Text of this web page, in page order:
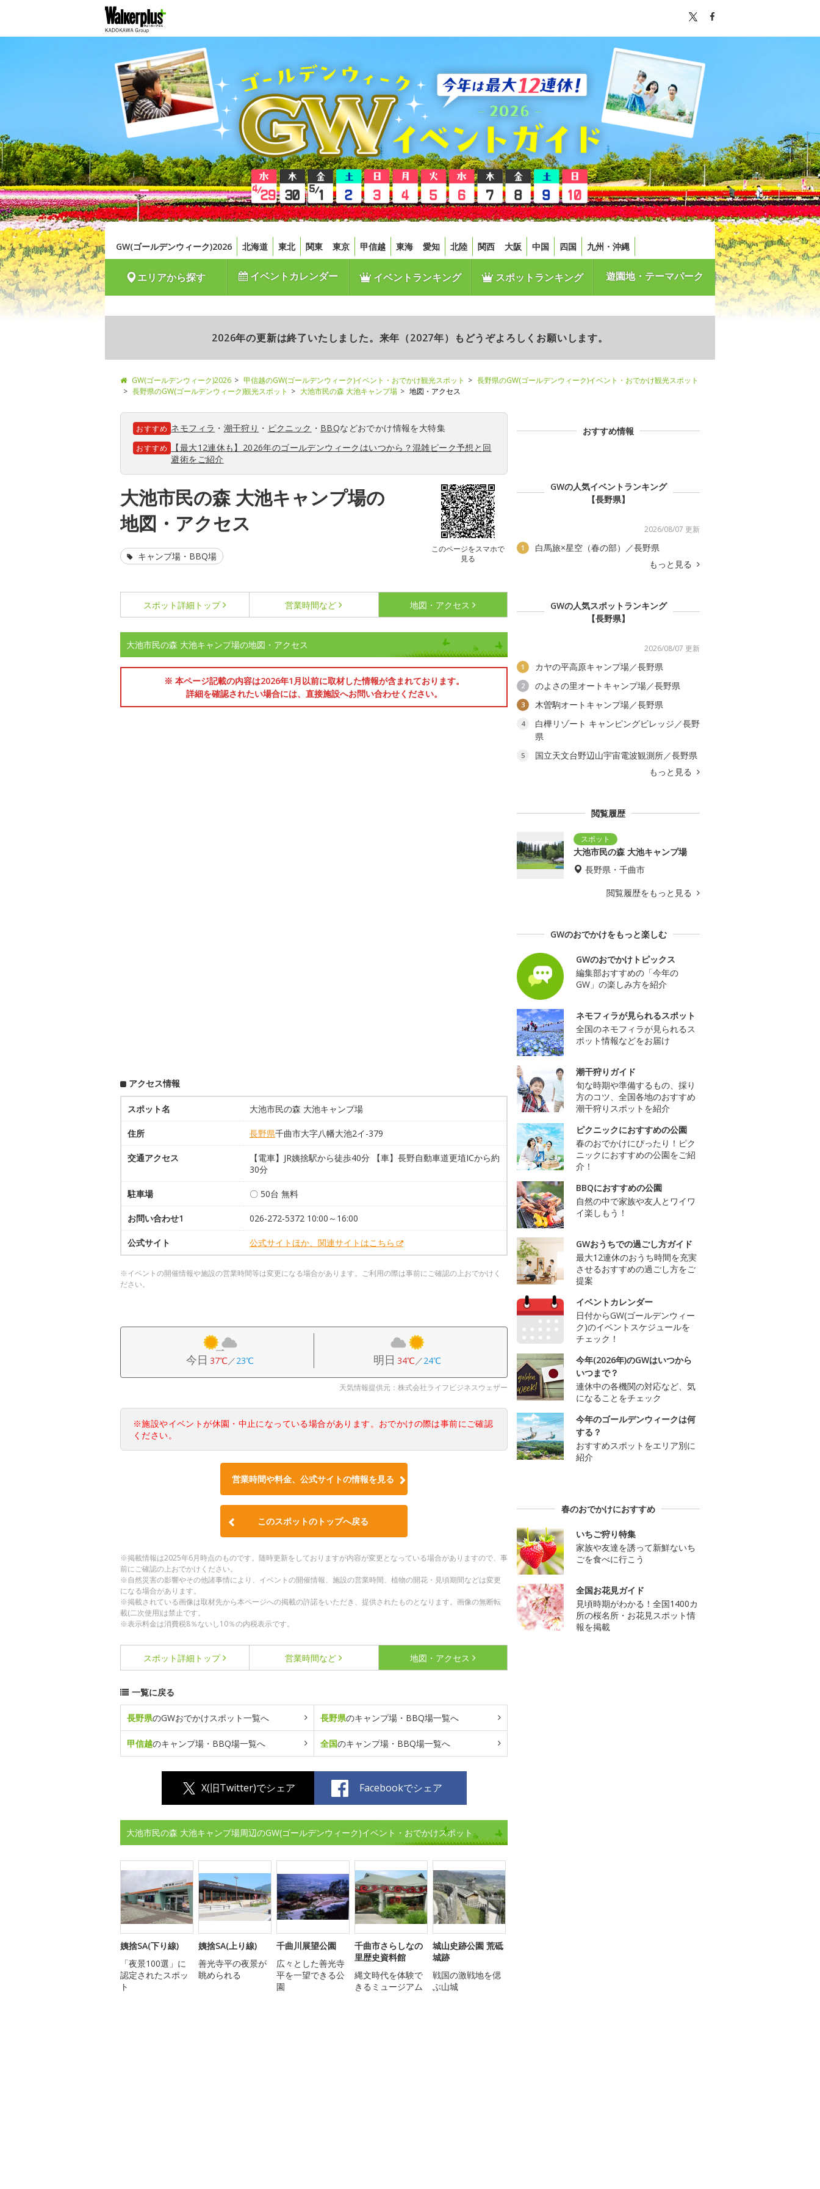
GW(ゴールデンウィーク)2026 北海道 東北 関東 東京 甲信越 東海 愛知 北陸 関西 大阪 中国 四国 九州・沖縄
エリアから探す イベントカレンダー イベントランキング スポットランキング 遊園地・テーマパーク
2026年の更新は終了いたしました。来年（2027年）もどうぞよろしくお願いします。
GW(ゴールデンウィーク)2026 甲信越のGW(ゴールデンウィーク)イベント・おでかけ観光スポット
長野県のGW(ゴールデンウィーク)イベント・おでかけ観光スポット
長野県のGW(ゴールデンウィーク)観光スポット
大池市民の森 大池キャンプ場 地図・アクセス
おすすめ ネモフィラ ・ 潮干狩り ・ ピクニック ・ BBQなどおでかけ情報を大特集
おすすめ
【最大12連休も】2026年のゴールデンウィークはいつから？混雑ピーク予想と回
避術をご紹介
大池市民の森 大池キャンプ場の
地図・アクセス
このページをスマホで
見る
キャンプ場・BBQ場
スポット詳細 トップ 営業時間など 地図・アクセス
大池市民の森 大池キャンプ場の地図・アクセス
※ 本ページ記載の内容は2026年1月以前に取材した情報が含まれております。
詳細を確認されたい場合には、直接施設へお問い合わせください。
アクセス情報
スポット名 大池市民の森 大池キャンプ場
住所 長野県千曲市大字八幡大池2イ-379
交通アクセス
【電車】JR姨捨駅から徒歩40分 【車】長野自動車道更埴ICから約
30分
駐車場 〇 50台 無料
お問い合わせ1 026-272-5372 10:00～16:00
公式サイト 公式サイトほか、関連サイトはこちら
※イベントの開催情報や施設の営業時間等は変更になる場合があります。ご利用の際は事前にご確認の上おでかけく
ださい。
今日 37℃／23℃ 明日 34℃／24℃
天気情報提供元：株式会社ライフビジネスウェザー
※施設やイベントが休園・中止になっている場合があります。おでかけの際は事前にご確認
ください。
営業時間や料金、公式サイトの情報を見る
このスポットのトップへ戻る
※掲載情報は2025年6月時点のものです。随時更新をしておりますが内容が変更となっている場合がありますので、事
前にご確認の上おでかけください。
※自然災害の影響やその他諸事情により、イベントの開催情報、施設の営業時間、植物の開花・見頃期間などは変更
になる場合があります。
※掲載されている画像は取材先から本ページへの掲載の許諾をいただき、提供されたものとなります。画像の無断転
載(二次使用)は禁止です。
※表示料金は消費税8％ないし10％の内税表示です。
スポット詳細 トップ 営業時間など 地図・アクセス
一覧に戻る
長野県のGWおでかけスポット一覧へ 長野県のキャンプ場・BBQ場一覧へ
甲信越のキャンプ場・BBQ場一覧へ 全国のキャンプ場・BBQ場一覧へ
X(旧Twitter)でシェア Facebookでシェア
大池市民の森 大池キャンプ場周辺のGW(ゴールデンウィーク)イベント・おでかけスポット
姨捨SA(下り線)
「夜景100選」に
認定されたスポッ
ト
姨捨SA(上り線)
善光寺平の夜景が
眺められる
千曲川展望公園
広々とした善光寺
平を一望できる公
園
千曲市さらしなの
里歴史資料館
縄文時代を体験で
きるミュージアム
城山史跡公園 荒砥
城跡
戦国の激戦地を偲
ぶ山城
おすすめ情報
GWの人気イベントランキング
【長野県】
2026/08/07 更新
1
白馬旅×星空（春の部）／長野県
もっと見る
GWの人気スポットランキング
【長野県】
2026/08/07 更新
1 カヤの平高原キャンプ場／長野県
2 のよさの里オートキャンプ場／長野県
3 木曽駒オートキャンプ場／長野県
4
白樺リゾート キャンピングビレッジ／長野
県
5
国立天文台野辺山宇宙電波観測所／長野県
もっと見る
閲覧履歴
大池市民の森 大池キャンプ場
長野県・千曲市
閲覧履歴をもっと見る
GWのおでかけをもっと楽しむ
GWのおでかけトピックス
編集部おすすめの「今年の
GW」の楽しみ方を紹介
ネモフィラが見られるスポット
全国のネモフィラが見られるス
ポット情報などをお届け
潮干狩りガイド
旬な時期や準備するもの、採り
方のコツ、全国各地のおすすめ
潮干狩りスポットを紹介
ピクニックにおすすめの公園
春のおでかけにぴったり！ピク
ニックにおすすめの公園をご紹
介！
BBQにおすすめの公園
自然の中で家族や友人とワイワ
イ楽しもう！
GWおうちでの過ごし方ガイド
最大12連休のおうち時間を充実
させるおすすめの過ごし方をご
提案
イベントカレンダー
日付からGW(ゴールデンウィー
ク)のイベントスケジュールを
チェック！
今年(2026年)のGWはいつから
いつまで？
連休中の各機関の対応など、気
になることをチェック
今年のゴールデンウィークは何
する？
おすすめスポットをエリア別に
紹介
春のおでかけにおすすめ
いちご狩り特集
家族や友達を誘って新鮮ないち
ごを食べに行こう
全国お花見ガイド
見頃時期がわかる！全国1400カ
所の桜名所・お花見スポット情
報を掲載